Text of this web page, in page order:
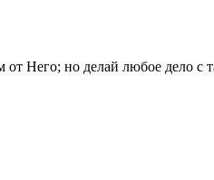
Него; но делай любое дело с